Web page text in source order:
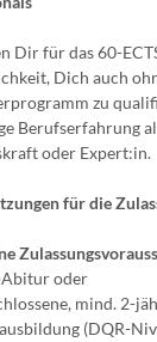
Dir für das 60-
Dich auch
zu
Berufserfahrung
oder Expert:in.
für die
oder
mind. 2-
(DQR-